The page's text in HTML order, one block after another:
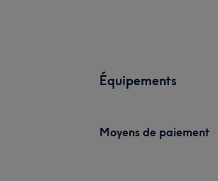
Équipements
Moyens de paiement